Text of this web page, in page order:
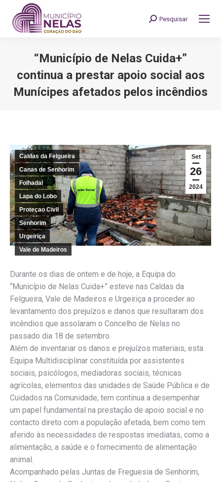
Search:
Pesquisar
“Município de Nelas Cuida+”
continua a prestar apoio social aos
Munícipes afetados pelos incêndios
Set
26
2024
Caldas da Felgueira
Canas de Senhorim
Folhadal
Lapa do Lobo
Proteçao Civil
Senhorim
Urgeiriça
Vale de Madeiros
Durante os dias de ontem e de hoje, a Equipa do
“Município de Nelas Cuida+” esteve nas Caldas da
Felgueira, Vale de Madeiros e Urgeiriça a proceder ao
levantamento dos prejuízos e danos que resultaram dos
incêndios que assolaram o Concelho de Nelas no
passado dia 18 de setembro.
Além de inventariar os danos e prejuízos materiais, esta
Equipa Multidisciplinar constituída por assistentes
sociais, psicólogos, mediadoras sociais, técnicas
agrícolas, elementos das unidades de Saúde Pública e de
Cuidados na Comunidade, tem continua a desempenhar
um papel fundamental na prestação de apoio social e no
contacto direto com a população afetada, bem como tem
aferido às necessidades de respostas imediatas, como a
alimentação, a saúde e o fornecimento de alimentação
animal.
Acompanhado pelas Juntas de Freguesia de Senhorim,